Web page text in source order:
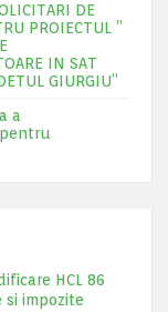
DE
PROIECTUL ”
IN SAT
GIURGIU”
a
HCL 86
si impozite